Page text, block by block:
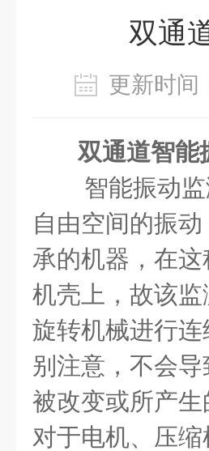
双通
更新时
双通道智能
智能振动
自由空间的振
承的机器，在
机壳上，故该
旋转机械进行
别注意，不会
被改变或所产
对于电机、压